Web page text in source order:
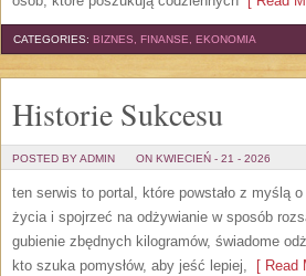
CATEGORIES: BIZNES, FINANSE, EKONOMIA
Historie Sukcesu
POSTED BY ADMIN ON KWIECIEŃ - 21 - 2026
ten serwis to portal, które powstało z myślą
życia i spojrzeć na odżywianie w sposób
gubienie zbędnych kilogramów, świadome
kto szuka pomysłów, aby jeść lepiej, [ Read